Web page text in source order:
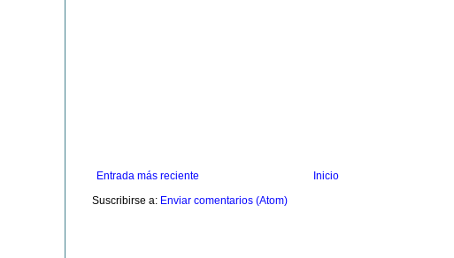
Entrada más reciente
Inicio
Suscribirse a: Enviar comentarios (Atom)